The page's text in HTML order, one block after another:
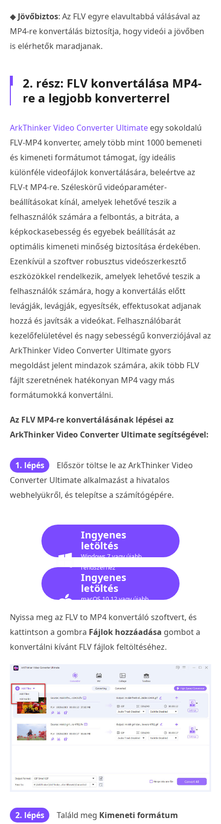
◆ Jövőbiztos: Az FLV egyre elavultabbá válásával az
MP4-re konvertálás biztosítja, hogy videói a jövőben
is elérhetők maradjanak.
2. rész: FLV konvertálása MP4-
re a legjobb konverterrel
ArkThinker Video Converter Ultimate egy sokoldalú
FLV-MP4 konverter, amely több mint 1000 bemeneti
és kimeneti formátumot támogat, így ideális
különféle videofájlok konvertálására, beleértve az
FLV-t MP4-re. Széleskörű videóparaméter-
beállításokat kínál, amelyek lehetővé teszik a
felhasználók számára a felbontás, a bitráta, a
képkockasebesség és egyebek beállítását az
optimális kimeneti minőség biztosítása érdekében.
Ezenkívül a szoftver robusztus videószerkesztő
eszközökkel rendelkezik, amelyek lehetővé teszik a
felhasználók számára, hogy a konvertálás előtt
levágják, levágják, egyesítsék, effektusokat adjanak
hozzá és javítsák a videókat. Felhasználóbarát
kezelőfelületével és nagy sebességű konverziójával az
ArkThinker Video Converter Ultimate gyors
megoldást jelent mindazok számára, akik több FLV
fájlt szeretnének hatékonyan MP4 vagy más
formátumokká konvertálni.
Az FLV MP4-re konvertálásának lépései az
ArkThinker Video Converter Ultimate segítségével:
1. lépés
Először töltse le az ArkThinker Video
Converter Ultimate alkalmazást a hivatalos
webhelyükről, és telepítse a számítógépére.
Ingyenes
letöltés
Windows 7 vagy újabb
rendszerhez
Ingyenes
letöltés
macOS 10.12 vagy újabb
Nyissa meg az FLV to MP4 konvertáló szoftvert, és
kattintson a gombra Fájlok hozzáadása gombot a
konvertálni kívánt FLV fájlok feltöltéséhez.
2. lépés Találd meg Kimeneti formátum